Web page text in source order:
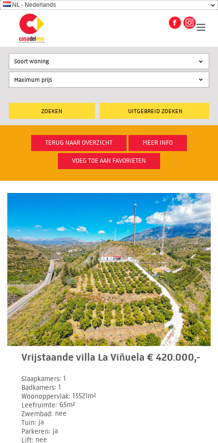
NL - Nederlands
UITGEBREID ZOEKEN
Soort woning
TERUG NAAR OVERZICHT MEER INFO
VOEG TOE AAN FAVORIETEN
Vrijstaande villa La Viñuela € 420.000,-
Slaapkamers 1
Badkamers 1
Woonoppervlak 13521m²
Leefruimte 65m²
Zwembad nee
Tuin ja
Parkeren ja
Lift nee